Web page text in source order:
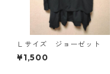
Ｌサイズ ジョーゼット
イヤード風プルオーバー
ラック KAE-4792
¥1,500